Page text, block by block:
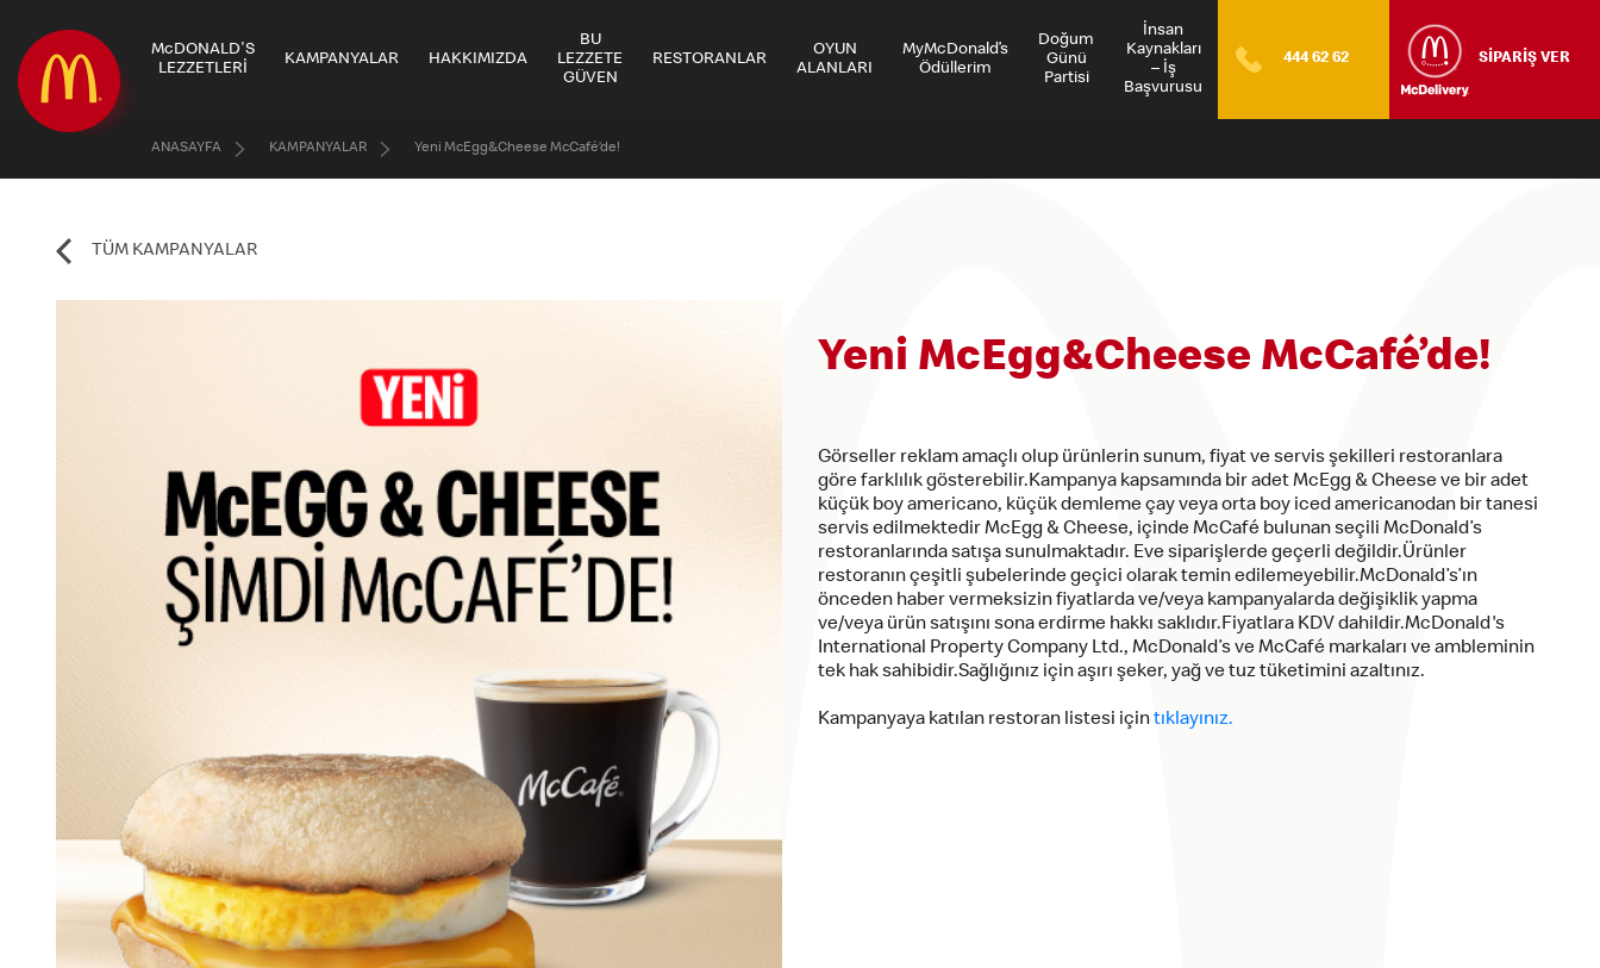
McDONALD'S
LEZZETLERİ
KAMPANYALAR HAKKIMIZDA
BU
LEZZETE
GÜVEN
RESTORANLAR
OYUN
ALANLARI
MyMcDonald’s
Ödüllerim
Doğum
Günü
Partisi
İnsan
Kaynakları
– İş
Başvurusu
444 62 62 SİPARİŞ VER
ANASAYFA KAMPANYALAR Yeni McEgg&Cheese McCafé’de!
TÜM KAMPANYALAR
Yeni McEgg&Cheese McCafé’de!
Görseller reklam amaçlı olup ürünlerin sunum, fiyat ve servis şekilleri restoranlara
göre farklılık gösterebilir.Kampanya kapsamında bir adet McEgg & Cheese ve bir adet
küçük boy americano, küçük demleme çay veya orta boy iced americanodan bir tanesi
servis edilmektedir McEgg & Cheese, içinde McCafé bulunan seçili McDonald’s
restoranlarında satışa sunulmaktadır. Eve siparişlerde geçerli değildir.Ürünler
restoranın çeşitli şubelerinde geçici olarak temin edilemeyebilir.McDonald’s’ın
önceden haber vermeksizin fiyatlarda ve/veya kampanyalarda değişiklik yapma
ve/veya ürün satışını sona erdirme hakkı saklıdır.Fiyatlara KDV dahildir.McDonald's
International Property Company Ltd., McDonald’s ve McCafé markaları ve ambleminin
tek hak sahibidir.Sağlığınız için aşırı şeker, yağ ve tuz tüketimini azaltınız.
Kampanyaya katılan restoran listesi içintıklayınız.